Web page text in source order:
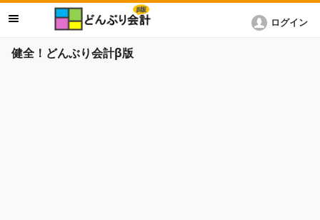
健全！どんぶり会計β版
ログイン